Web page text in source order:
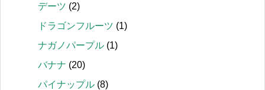
デーツ (2)
ドラゴンフルーツ (1)
ナガノパープル (1)
バナナ (20)
パイナップル (8)